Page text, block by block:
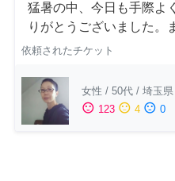
猛暑の中、今日も手際よ
りがとうございました。
依頼されたチケット
女性 / 50代 / 埼玉県
sentiment_satisfied 123 sentiment_neutral 4 sentiment_dissatisfied 0